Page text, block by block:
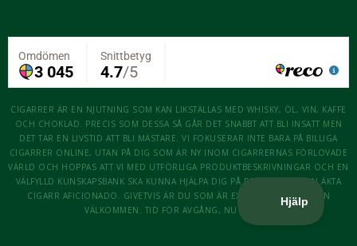
CIGARRER ÄR EN NJUTNING SOM KAN LIKSTÄLLAS MED WHISKY, ÖL, VIN, KAFFE
OCH CHOKLAD. PRECIS SOM DESSA SÅ GÅR DET SNABBT ATT BLI INSATT MEN
DET TAR EN LIVSTID ATT BLI MÄSTARE. VI FOKUSERAR INTE BARA PÅ BILLIGA
CIGARRER ONLINE, UTAN PÅ DIG SOM ÄR NY INOM CIGARRERNAS FÖRLOVADE
VÄRLD OCH HOPPAS ATT VI MED UTFÖRLIGA PRODUKTBESKRIVNINGAR OCH EN
VÄLFYLLD KUNSKAPSBANK SKA KUNNA HJÄLPA DIG PÅ RESAN ATT BLI EN ÄKTA
CIGARR AFICIONADO. GIVETVIS ÄR DU SOM ÄR EXPERT OCKSÅ MER ÄN
VÄLKOMMEN. TID FÖR AVGÅNG, NU KÖR VI!